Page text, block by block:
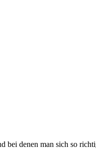
denen man sich so